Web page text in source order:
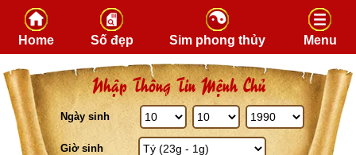
Skip to content
Home Số đẹp Sim phong thủy Menu
Nhập Thông Tin Mệnh Chủ
Ngày sinh
Giờ sinh